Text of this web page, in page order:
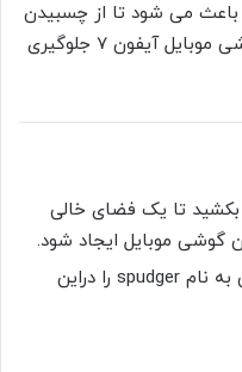
باعث می شود تا از چسبیدن
حلقه نگهدارنده با صفحه نمایش گوشی موبایل آیفون 7 جلوگیری
بکشید تا یک فضای خالی
موبایل ایجاد شود.
سمت صاف یک ابزار پلاستیکی به نام spudger را دراین